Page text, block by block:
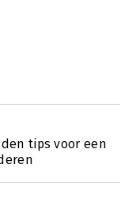
tips voor een